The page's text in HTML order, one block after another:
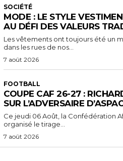
SOCIÉTÉ
MODE : LE STYLE
AU DÉFI DES VALEURS
Les vêtements ont toujours été un
dans les rues de nos...
7 août 2026
FOOTBALL
COUPE CAF 26-27 :
SUR L’ADVERSAIRE
‎Ce jeudi 06 Août, la Confédération
organisé le tirage...
7 août 2026